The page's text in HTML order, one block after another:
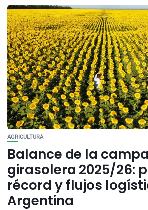
AGRICULTURA
Balance de la
girasolera 2025/26:
récord y flujos
Argentina